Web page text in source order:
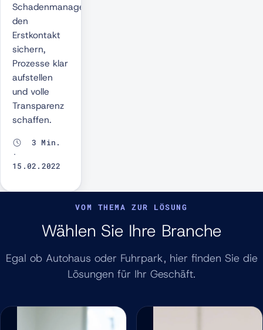
Schadenmanagement
den
Erstkontakt
sichern,
Prozesse klar
aufstellen
und volle
Transparenz
schaffen.
3 Min.
·
15.02.2022
VOM THEMA ZUR LÖSUNG
Wählen Sie Ihre Branche
Egal ob Autohaus oder Fuhrpark, hier finden Sie die
Lösungen für Ihr Geschäft.